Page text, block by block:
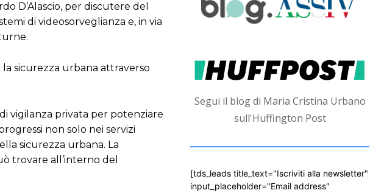
D’Alascio, per discutere del
di videosorveglianza e, in via
sicurezza urbana attraverso
vigilanza privata per potenziare
non solo nei servizi
sicurezza urbana. La
trovare all’interno del
Segui il blog di Maria Cristina Urbano
sull'Huffington Post
[tds_leads title_text="Iscriviti alla newsletter"
input_placeholder="Email address"